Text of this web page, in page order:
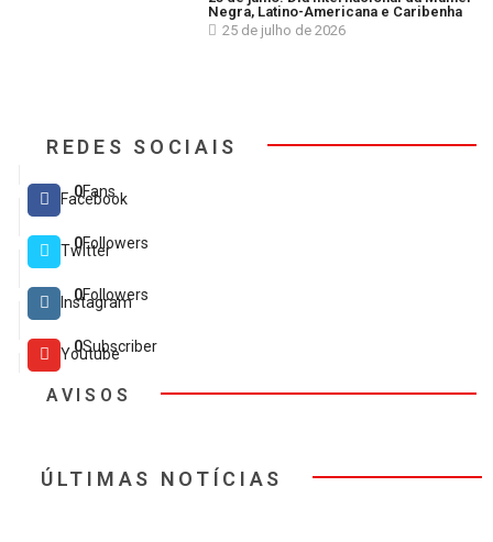
Negra, Latino-Americana e Caribenha
25 de julho de 2026
REDES SOCIAIS
Facebook
0Fans
Twitter
0Followers
Instagram
0Followers
Youtube
0Subscriber
AVISOS
ÚLTIMAS NOTÍCIAS